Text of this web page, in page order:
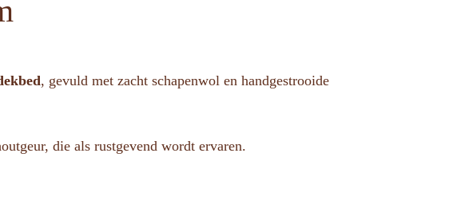
, gevuld met zacht schapenwol en handgestrooide
die als rustgevend wordt ervaren.